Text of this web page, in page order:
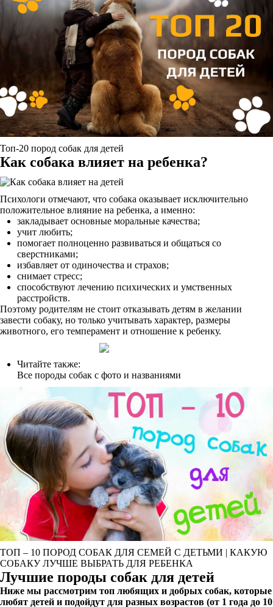
Топ-20 пород собак для детей
Как собака влияет на ребенка?
Психологи отмечают, что собака оказывает исключительно
положительное влияние на ребенка, а именно:
закладывает основные моральные качества;
учит любить;
помогает полноценно развиваться и общаться со
сверстниками;
избавляет от одиночества и страхов;
снимает стресс;
способствуют лечению психических и умственных
расстройств.
Поэтому родителям не стоит отказывать детям в желании
завести собаку, но только учитывать характер, размеры
животного, его темперамент и отношение к ребенку.
Читайте также:
Все породы собак с фото и названиями
ТОП – 10 ПОРОД СОБАК ДЛЯ СЕМЕЙ С ДЕТЬМИ | КАКУЮ
СОБАКУ ЛУЧШЕ ВЫБРАТЬ ДЛЯ РЕБЕНКА
Лучшие породы собак для детей
Ниже мы рассмотрим топ любящих и добрых собак, которые
любят детей и подойдут для разных возрастов (от 1 года до 10